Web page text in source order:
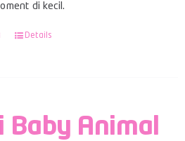
di kecil.
Details
Baby Animal